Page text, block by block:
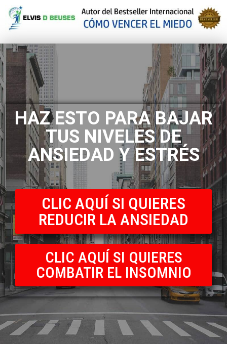
HAZ ESTO PARA BAJAR
TUS NIVELES DE
ANSIEDAD Y ESTRÉS
CLIC AQUÍ SI QUIERES
REDUCIR LA ANSIEDAD
CLIC AQUÍ SI QUIERES
COMBATIR EL INSOMNIO